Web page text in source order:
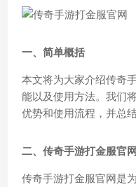
一、简单概括
本文将为大家介绍传奇
能以及使用方法。我们
优势和使用流程，并总
二、传奇手游打金服官
传奇手游打金服官网是